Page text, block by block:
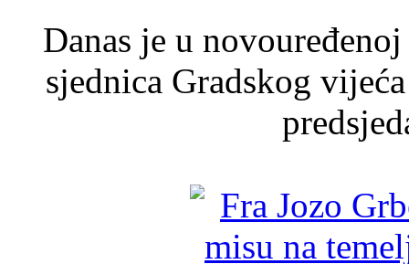
Danas je u
sjednica Gradskog